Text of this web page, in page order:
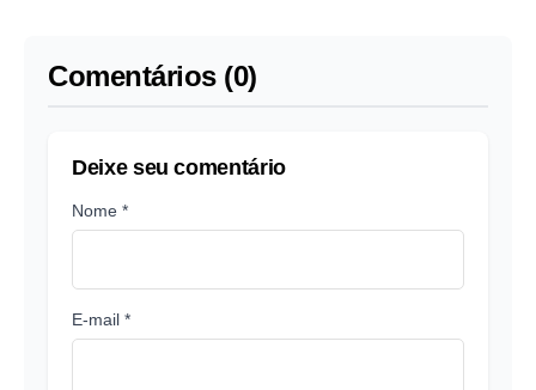
Comentários (0)
Deixe seu comentário
Nome *
E-mail *